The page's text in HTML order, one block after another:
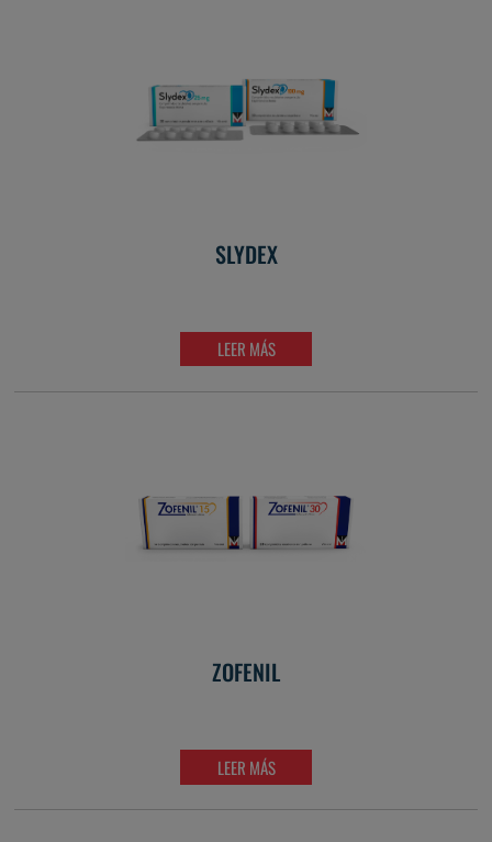
SLYDEX
LEER MÁS
ZOFENIL
LEER MÁS